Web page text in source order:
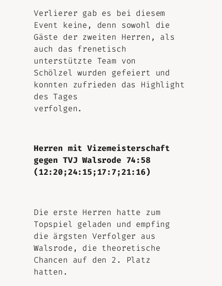
Verlierer gab es bei diesem
Event keine, denn sowohl die
Gäste der zweiten Herren, als
auch das frenetisch
unterstützte Team von
Schölzel wurden gefeiert und
konnten zufrieden das Highlight
des Tages
verfolgen.
Herren mit Vizemeisterschaft
gegen TVJ Walsrode 74:58
(12:20;24:15;17:7;21:16)
Die erste Herren hatte zum
Topspiel geladen und empfing
die ärgsten Verfolger aus
Walsrode, die theoretische
Chancen auf den 2. Platz
hatten.